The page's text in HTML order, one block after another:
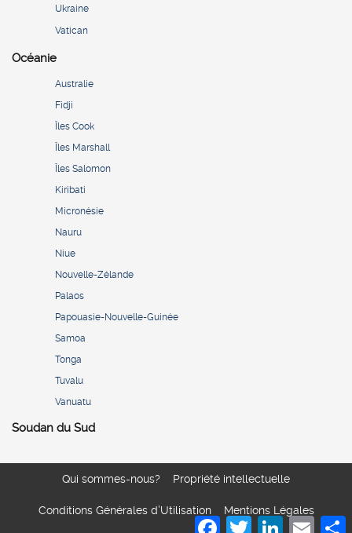
Ukraine
Vatican
Océanie
Australie
Fidji
Îles Cook
Îles Marshall
Îles Salomon
Kiribati
Micronésie
Nauru
Niue
Nouvelle-Zélande
Palaos
Papouasie-Nouvelle-Guinée
Samoa
Tonga
Tuvalu
Vanuatu
Soudan du Sud
Qui sommes-nous? Propriété intellectuelle
Conditions Générales d’Utilisation
Mentions Légales
FacebookTwitter LinkedInEmail